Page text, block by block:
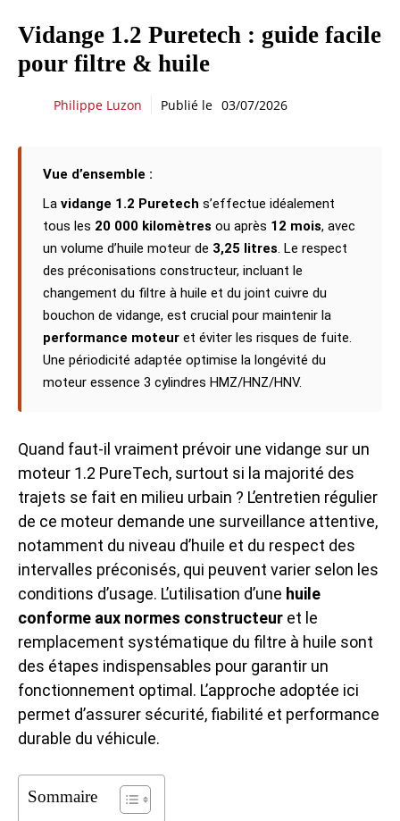
Vidange 1.2 Puretech : guide facile
pour filtre & huile
Philippe Luzon Publié le 03/07/2026
Vue d’ensemble :
La vidange 1.2 Puretech s’effectue idéalement
tous les 20 000 kilomètres ou après 12 mois, avec
un volume d’huile moteur de 3,25 litres. Le respect
des préconisations constructeur, incluant le
changement du filtre à huile et du joint cuivre du
bouchon de vidange, est crucial pour maintenir la
performance moteur et éviter les risques de fuite.
Une périodicité adaptée optimise la longévité du
moteur essence 3 cylindres HMZ/HNZ/HNV.
Quand faut-il vraiment prévoir une vidange sur un
moteur 1.2 PureTech, surtout si la majorité des
trajets se fait en milieu urbain ? L’entretien régulier
de ce moteur demande une surveillance attentive,
notamment du niveau d’huile et du respect des
intervalles préconisés, qui peuvent varier selon les
conditions d’usage. L’utilisation d’une huile
conforme aux normes constructeur et le
remplacement systématique du filtre à huile sont
des étapes indispensables pour garantir un
fonctionnement optimal. L’approche adoptée ici
permet d’assurer sécurité, fiabilité et performance
durable du véhicule.
Sommaire